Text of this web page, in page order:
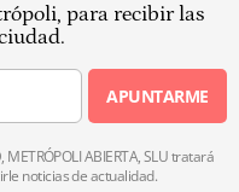
para recibir las
APUNTARME
ABIERTA, SLU tratará
noticias de actualidad.